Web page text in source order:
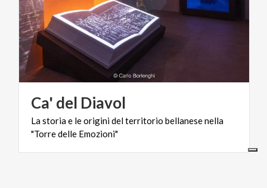
Ca' del Diavol
Lastoriae leoriginidelterritorio bellanesenella
"Torredelle Emozioni"